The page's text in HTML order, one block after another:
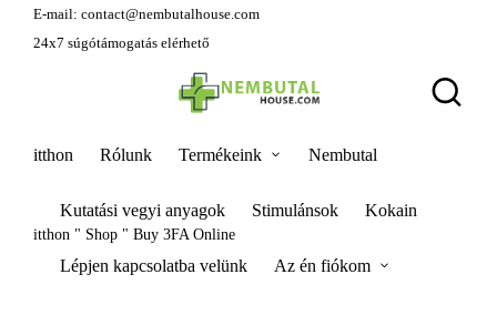
E-mail: contact@nembutalhouse.com
24x7 súgótámogatás elérhető
itthon Rólunk Termékeink Nembutal
Kutatási vegyi anyagok Stimulánsok Kokain
Lépjen kapcsolatba velünk Az én fiókom
itthon " Shop " Buy 3FA Online